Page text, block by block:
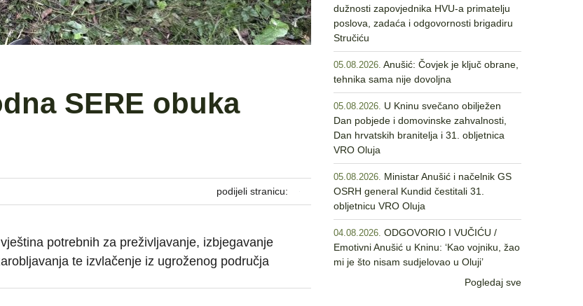
SERE obuka
podijeli stranicu:
potrebnih za preživljavanje, izbjegavanje
te izvlačenje iz ugroženog područja
dužnosti zapovjednika HVU-a primatelju
poslova, zadaća i odgovornosti brigadiru
Stručiću
05.08.2026. Anušić: Čovjek je ključ obrane,
tehnika sama nije dovoljna
05.08.2026. U Kninu svečano obilježen
Dan pobjede i domovinske zahvalnosti,
Dan hrvatskih branitelja i 31. obljetnica
VRO Oluja
05.08.2026. Ministar Anušić i načelnik GS
OSRH general Kundid čestitali 31.
obljetnicu VRO Oluja
04.08.2026. ODGOVORIO I VUČIĆU /
Emotivni Anušić u Kninu: ‘Kao vojniku, žao
mi je što nisam sudjelovao u Oluji’
Pogledaj sve